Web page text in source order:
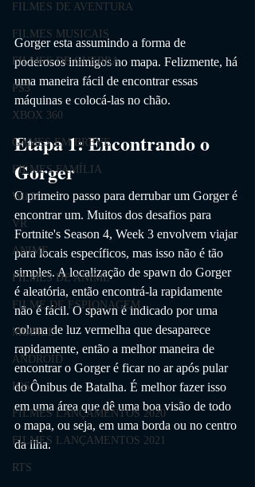
FILMES DE AVENTURA
FILMES MUSICAIS
FILMES DE GUERRA
PS3
XBOX 360
GAMES EM BREVE
FILMES FAMÍLIA
Wii U
VR
ANIME
FILMES DE ANIME
FILME DE ESPIONAGEM
MOBILE
ANDROID
IOS
FILMES LANÇAMENTOS 2020
FILMES LANÇAMENTOS 2021
RTS
Gorger esta assumindo a forma de
poderosos inimigos no mapa. Felizmente, há
uma maneira fácil de encontrar essas
máquinas e colocá-las no chão.
Etapa 1: Encontrando o
Gorger
O primeiro passo para derrubar um Gorger é
encontrar um. Muitos dos desafios para
Fortnite's Season 4, Week 3 envolvem viajar
para locais específicos, mas isso não é tão
simples. A localização de spawn do Gorger
é aleatória, então encontrá-la rapidamente
não é fácil. O spawn é indicado por uma
coluna de luz vermelha que desaparece
rapidamente, então a melhor maneira de
encontrar o Gorger é ficar no ar após pular
do Ônibus de Batalha. É melhor fazer isso
em uma área que dê uma boa visão de todo
o mapa, ou seja, em uma borda ou no centro
da ilha.